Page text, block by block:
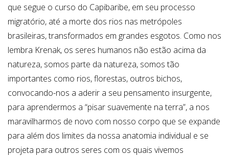
que segue o curso do Capibaribe, em seu processo
migratório, até a morte dos rios nas metrópoles
brasileiras, transformados em grandes esgotos. Como nos
lembra Krenak, os seres humanos não estão acima da
natureza, somos parte da natureza, somos tão
importantes como rios, florestas, outros bichos,
convocando-nos a aderir a seu pensamento insurgente,
para aprendermos a “pisar suavemente na terra”, a nos
maravilharmos de novo com nosso corpo que se expande
para além dos limites da nossa anatomia individual e se
projeta para outros seres com os quais vivemos